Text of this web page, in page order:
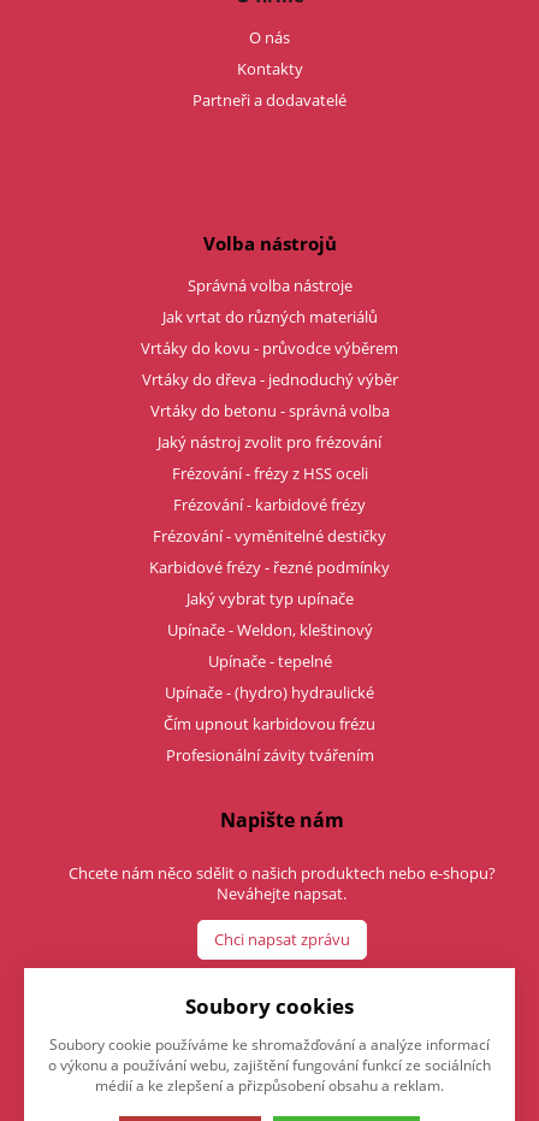
O nás
Kontakty
Partneři a dodavatelé
Volba nástrojů
Správná volba nástroje
Jak vrtat do různých materiálů
Vrtáky do kovu - průvodce výběrem
Vrtáky do dřeva - jednoduchý výběr
Vrtáky do betonu - správná volba
Jaký nástroj zvolit pro frézování
Frézování - frézy z HSS oceli
Frézování - karbidové frézy
Frézování - vyměnitelné destičky
Karbidové frézy - řezné podmínky
Jaký vybrat typ upínače
Upínače - Weldon, kleštinový
Upínače - tepelné
Upínače - (hydro) hydraulické
Čím upnout karbidovou frézu
Profesionální závity tvářením
Napište nám
Chcete nám něco sdělit o našich produktech nebo e-shopu?
Neváhejte napsat.
Chci napsat zprávu
Soubory cookies
Soubory cookie používáme ke shromažďování a analýze informací
o výkonu a používání webu, zajištění fungování funkcí ze sociálních
médií a ke zlepšení a přizpůsobení obsahu a reklam.